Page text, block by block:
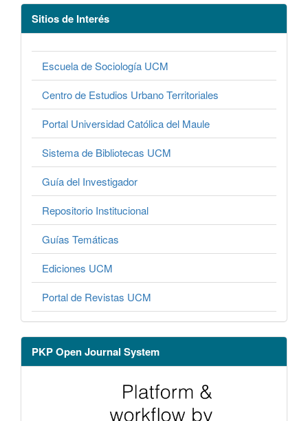
Sitios de Interés
Escuela de Sociología UCM
Centro de Estudios Urbano Territoriales
Portal Universidad Católica del Maule
Sistema de Bibliotecas UCM
Guía del Investigador
Repositorio Institucional
Guías Temáticas
Ediciones UCM
Portal de Revistas UCM
PKP Open Journal System